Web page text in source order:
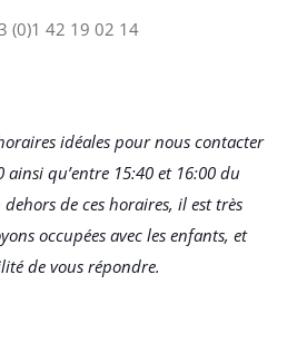
(0)1 42 19 02 14
idéales pour nous contacter
ainsi qu’entre 15:40 et 16:00 du
de ces horaires, il est très
occupées avec les enfants, et
de vous répondre.